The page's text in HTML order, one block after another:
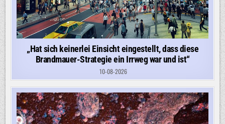
„Hat sich keinerlei Einsicht eingestellt, dass diese
Brandmauer-Strategie ein Irrweg war und ist“
10-08-2026